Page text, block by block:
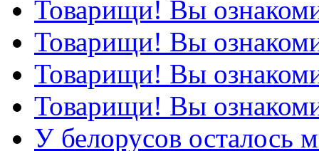
Товарищи! Вы
Товарищи! Вы
Товарищи! Вы
Товарищи! Вы
У белорусов осталось